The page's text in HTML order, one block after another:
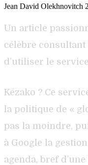
Jean David Olekhnovitch
Un article
célèbre consultant
d’utiliser le
Kézako ? Ce
la politique de «
pas la moindre,
à Google la
agenda, bref